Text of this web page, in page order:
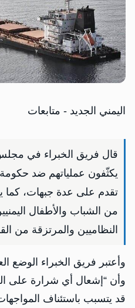
اليمني الجديد - متابعات
قال فريق الخبراء في
يكثّفون عملياتهم ضد حكومة
تقدم على عدة جبهات، كما
من الشباب والأطفال
النظاميين والمرتزقة من
وأعتبر فريق الخبراء الوضع
وأن “إشعال أي شرارة على
قد يتسبب باستئناف